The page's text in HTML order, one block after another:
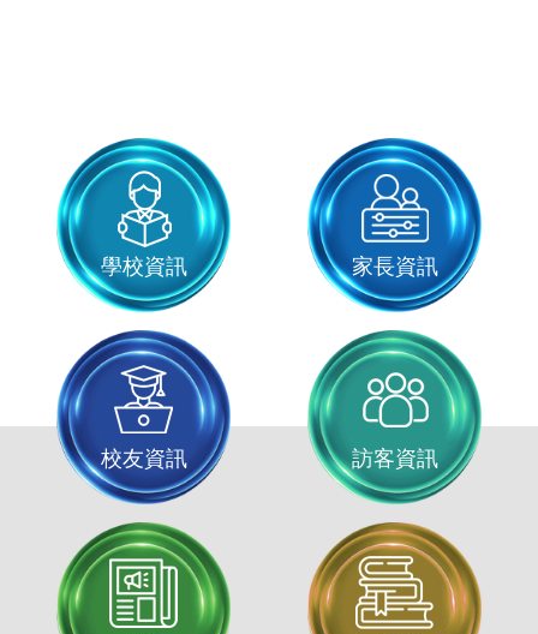
學校資訊 家長資訊
校友資訊 訪客資訊